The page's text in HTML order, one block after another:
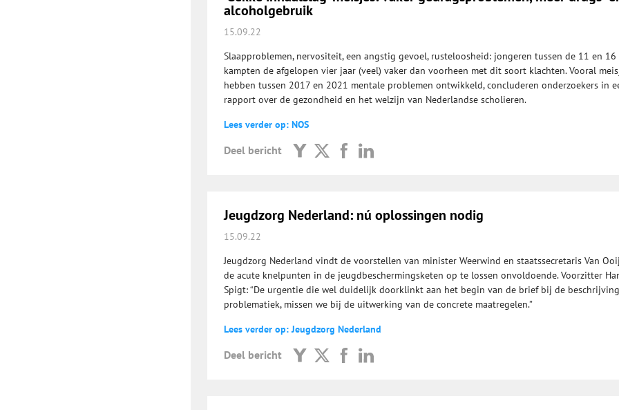
alcoholgebruik
15.09.22
Slaapproblemen, nervositeit, een angstig gevoel, rusteloosheid: jongeren tussen de 11 en 16
kampten de afgelopen vier jaar (veel) vaker dan voorheen met dit soort klachten. Vooral
hebben tussen 2017 en 2021 mentale problemen ontwikkeld, concluderen onderzoekers in
rapport over de gezondheid en het welzijn van Nederlandse scholieren.
Lees verder op: NOS
Deel bericht
Jeugdzorg Nederland: nú oplossingen nodig
15.09.22
Jeugdzorg Nederland vindt de voorstellen van minister Weerwind en staatssecretaris Van
de acute knelpunten in de jeugdbeschermingsketen op te lossen onvoldoende. Voorzitter
Spigt: “De urgentie die wel duidelijk doorklinkt aan het begin van de brief bij de
problematiek, missen we bij de uitwerking van de concrete maatregelen.”
Lees verder op: Jeugdzorg Nederland
Deel bericht